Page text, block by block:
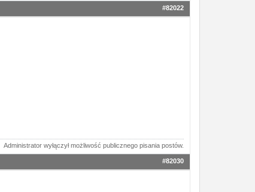
#82022
Administrator wyłączył możliwość publicznego pisania postów.
#82030